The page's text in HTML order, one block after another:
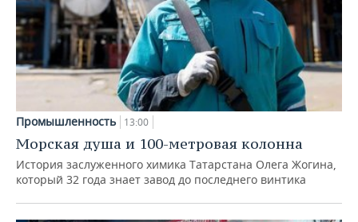
Промышленность 13:00
Морская душа и 100-метровая колонна
История заслуженного химика Татарстана Олега Жогина,
который 32 года знает завод до последнего винтика